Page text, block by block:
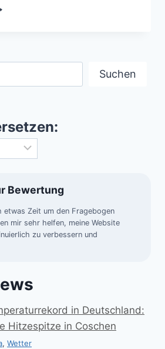
Suchen
Bewertung
etwas Zeit um den Fragebogen
mir sehr helfen, meine Website
zu verbessern und
in Deutschland:
Hitzespitze in Coschen
, Wetter